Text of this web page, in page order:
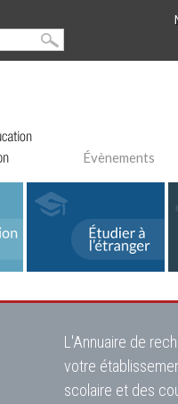
Évènements
L'Annuaire de
votre
scolaire et des